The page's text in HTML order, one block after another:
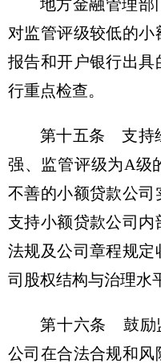
地方金融管理部
对监管评级较低的
报告和开户银行出
行重点检查。
第十五条 支持
强、监管评级为A级
不善的小额贷款公司
支持小额贷款公司
法规及公司章程规定
司股权结构与治理水
第十六条 鼓励
公司在合法合规和